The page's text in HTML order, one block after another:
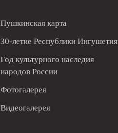
Пушкинская карта
30-летие Республики Ингушетия
Год культурного наследия
народов России
Фотогалерея
Видеогалерея